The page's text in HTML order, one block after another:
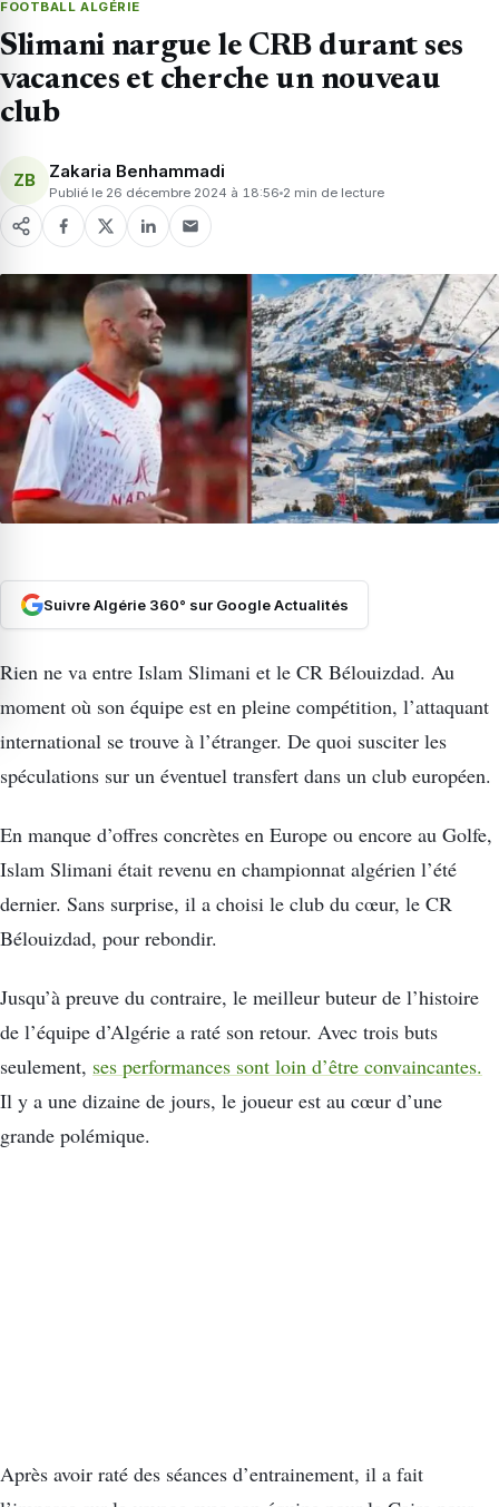
FOOTBALL ALGÉRIE
Slimani nargue le CRB durant ses
vacances et cherche un nouveau
club
ZB Zakaria Benhammadi
Publié le 26 décembre 2024 à 18:56 2 min de lecture
Suivre Algérie 360° sur Google Actualités
Rien ne va entre Islam Slimani et le CR Bélouizdad. Au
moment où son équipe est en pleine compétition, l’attaquant
international se trouve à l’étranger. De quoi susciter les
spéculations sur un éventuel transfert dans un club européen.
En manque d’offres concrètes en Europe ou encore au Golfe,
Islam Slimani était revenu en championnat algérien l’été
dernier. Sans surprise, il a choisi le club du cœur, le CR
Bélouizdad, pour rebondir.
Jusqu’à preuve du contraire, le meilleur buteur de l’histoire
de l’équipe d’Algérie a raté son retour. Avec trois buts
seulement, ses performances sont loin d’être convaincantes.
Il y a une dizaine de jours, le joueur est au cœur d’une
grande polémique.
Après avoir raté des séances d’entrainement, il a fait